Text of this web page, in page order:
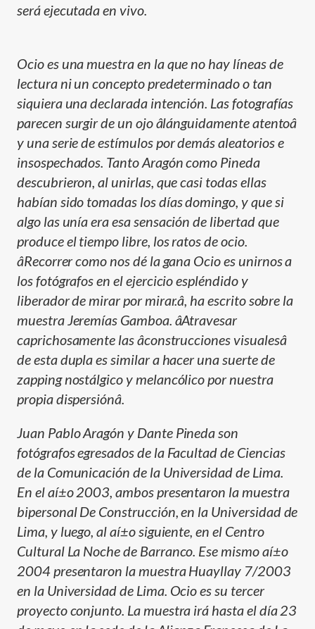
será ejecutada en vivo.
Ocio es una muestra en la que no hay lí­neas de
lectura ni un concepto predeterminado o tan
siquiera una declarada intención. Las fotografí­as
parecen surgir de un ojo âlánguidamente atentoâ
y una serie de estí­mulos por demás aleatorios e
insospechados. Tanto Aragón como Pineda
descubrieron, al unirlas, que casi todas ellas
habí­an sido tomadas los dí­as domingo, y que si
algo las uní­a era esa sensación de libertad que
produce el tiempo libre, los ratos de ocio.
âRecorrer como nos dé la gana Ocio es unirnos a
los fotógrafos en el ejercicio espléndido y
liberador de mirar por mirar.â, ha escrito sobre la
muestra Jeremí­as Gamboa. âAtravesar
caprichosamente las âconstrucciones visualesâ
de esta dupla es similar a hacer una suerte de
zapping nostálgico y melancólico por nuestra
propia dispersiónâ.
Juan Pablo Aragón y Dante Pineda son
fotógrafos egresados de la Facultad de Ciencias
de la Comunicación de la Universidad de Lima.
En el aí±o 2003, ambos presentaron la muestra
bipersonal De Construcción, en la Universidad de
Lima, y luego, al aí±o siguiente, en el Centro
Cultural La Noche de Barranco. Ese mismo aí±o
2004 presentaron la muestra Huayllay 7/2003
en la Universidad de Lima. Ocio es su tercer
proyecto conjunto. La muestra irá hasta el dí­a 23